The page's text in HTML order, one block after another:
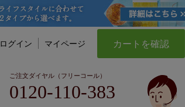
ログイン マイページ カートを確認
ご注文ダイヤル（フリーコール）
0120-110-383